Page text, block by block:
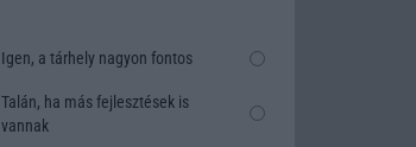
Igen, a tárhely nagyon fontos
Talán, ha más fejlesztések is
vannak